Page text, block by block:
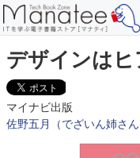
デザインは
マイナビ出版
佐野五月（でざいん姉さん